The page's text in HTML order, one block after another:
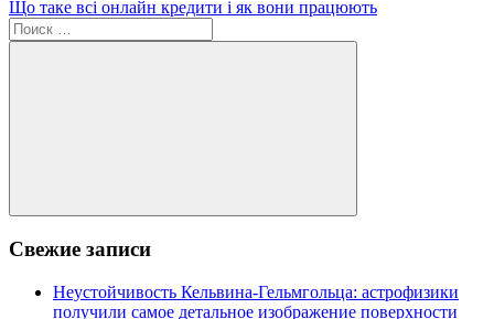
записям
Следующая
запись:
Що таке всі онлайн кредити і як вони працюють
Поиск
для:
Поиск
Свежие записи
Неустойчивость Кельвина-Гельмгольца: астрофизики
получили самое детальное изображение поверхности